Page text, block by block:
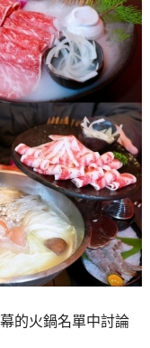
的火鍋名單中討論